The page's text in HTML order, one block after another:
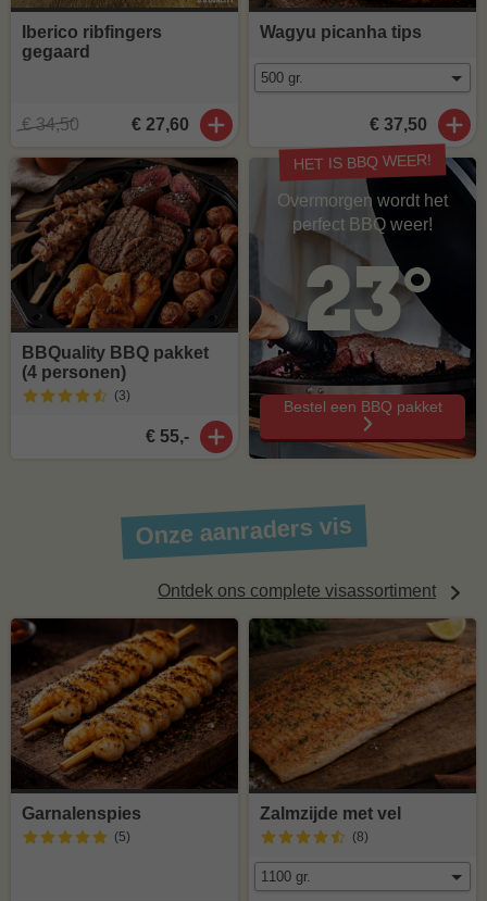
Iberico ribfingers
gegaard
€ 34,50 € 27,60
Wagyu picanha tips
€ 37,50
BBQuality BBQ pakket
(4 personen)
(3)
€ 55,-
HET IS BBQ WEER!
Overmorgen wordt het
perfect BBQ weer!
23°
Bestel een BBQ pakket
Onze aanraders vis
Ontdek ons complete visassortiment
Garnalenspies
(5)
Zalmzijde met vel
(8)